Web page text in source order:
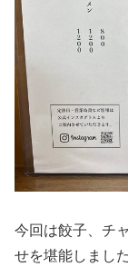
今回は餃子、チ
せを堪能しまし